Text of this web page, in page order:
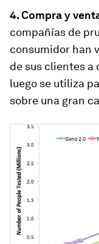
4. Compra y
compañías de
consumidor han
de sus clientes a
luego se utiliza
sobre una gran